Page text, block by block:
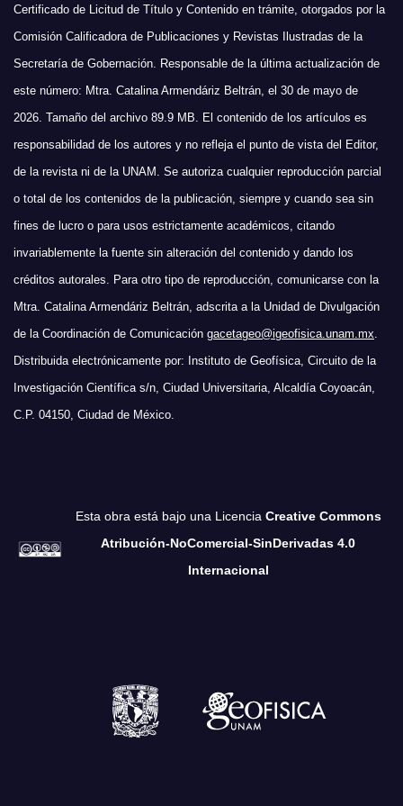
Certificado de Licitud de Título y Contenido en trámite, otorgados por la
Comisión Calificadora de Publicaciones y Revistas Ilustradas de la
Secretaría de Gobernación. Responsable de la última actualización de
este número: Mtra. Catalina Armendáriz Beltrán, el 30 de mayo de
2026. Tamaño del archivo 89.9 MB. El contenido de los artículos es
responsabilidad de los autores y no refleja el punto de vista del Editor,
de la revista ni de la UNAM. Se autoriza cualquier reproducción parcial
o total de los contenidos de la publicación, siempre y cuando sea sin
fines de lucro o para usos estrictamente académicos, citando
invariablemente la fuente sin alteración del contenido y dando los
créditos autorales. Para otro tipo de reproducción, comunicarse con la
Mtra. Catalina Armendáriz Beltrán, adscrita a la Unidad de Divulgación
de la Coordinación de Comunicación gacetageo@igeofisica.unam.mx
Distribuida electrónicamente por: Instituto de Geofísica, Circuito de la
Investigación Científica s/n, Ciudad Universitaria, Alcaldía Coyoacán,
C.P. 04150, Ciudad de México.
Esta obra está bajo una Licencia Creative Commons
Atribución-NoComercial-SinDerivadas 4.0
Internacional